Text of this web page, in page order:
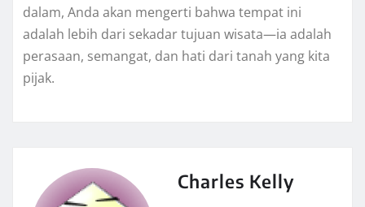
dalam, Anda akan mengerti bahwa tempat ini
adalah lebih dari sekadar tujuan wisata—ia adalah
perasaan, semangat, dan hati dari tanah yang kita
pijak.
Charles Kelly